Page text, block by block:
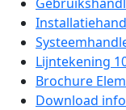
Lijntekening
Brochure
Download